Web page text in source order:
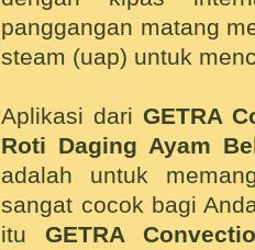
panggangan matang
steam (uap) untuk
Aplikasi dari GETRA
Roti Daging Ayam
adalah untuk
sangat cocok bagi
itu GETRA